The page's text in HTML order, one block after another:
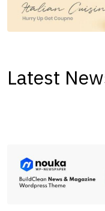
Latest